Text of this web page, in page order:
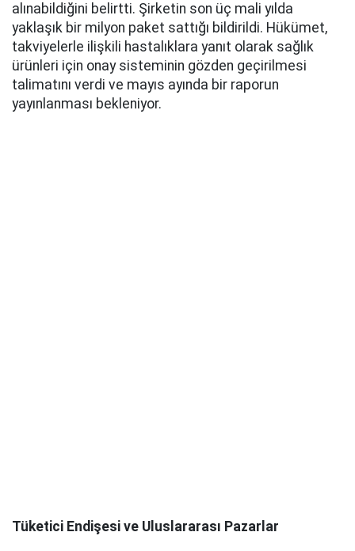
alınabildiğini belirtti. Şirketin son üç mali yılda
yaklaşık bir milyon paket sattığı bildirildi. Hükümet,
takviyelerle ilişkili hastalıklara yanıt olarak sağlık
ürünleri için onay sisteminin gözden geçirilmesi
talimatını verdi ve mayıs ayında bir raporun
yayınlanması bekleniyor.
Tüketici Endişesi ve Uluslararası Pazarlar